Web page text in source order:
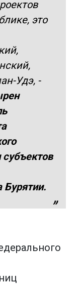
это
Удэ, -
Бурятии.